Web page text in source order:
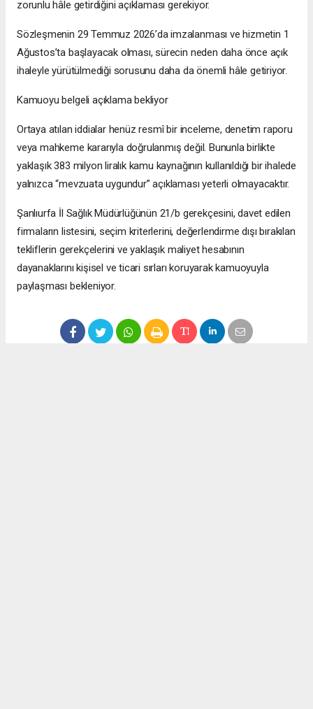
zorunlu hâle getirdiğini açıklaması gerekiyor.
Sözleşmenin 29 Temmuz 2026’da imzalanması ve hizmetin 1
Ağustos’ta başlayacak olması, sürecin neden daha önce açık
ihaleyle yürütülmediği sorusunu daha da önemli hâle getiriyor.
Kamuoyu belgeli açıklama bekliyor
Ortaya atılan iddialar henüz resmî bir inceleme, denetim raporu
veya mahkeme kararıyla doğrulanmış değil. Bununla birlikte
yaklaşık 383 milyon liralık kamu kaynağının kullanıldığı bir ihalede
yalnızca “mevzuata uygundur” açıklaması yeterli olmayacaktır.
Şanlıurfa İl Sağlık Müdürlüğünün 21/b gerekçesini, davet edilen
firmaların listesini, seçim kriterlerini, değerlendirme dışı bırakılan
tekliflerin gerekçelerini ve yaklaşık maliyet hesabının
dayanaklarını kişisel ve ticari sırları koruyarak kamuoyuyla
paylaşması bekleniyor.